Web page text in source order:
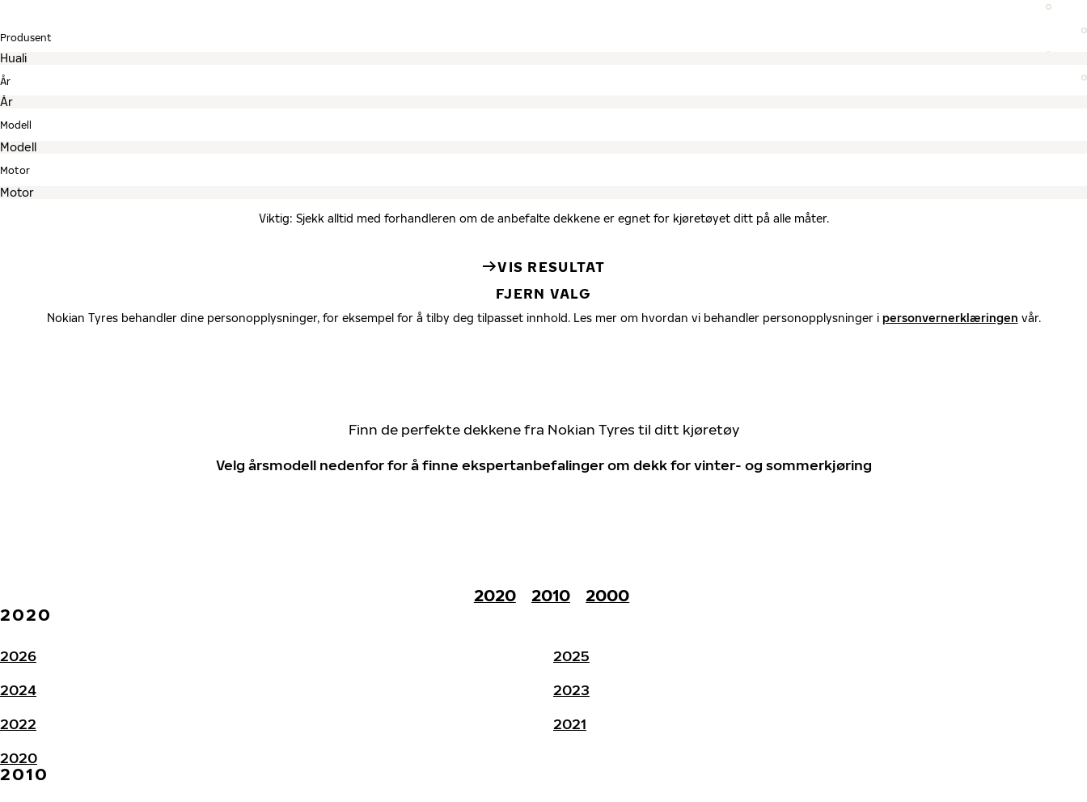
Produsent
År
Modell
Motor
Viktig: Sjekk alltid med forhandleren om de anbefalte dekkene er egnet for kjøretøyet ditt på alle måter.
VIS RESULTAT
FJERN VALG
Nokian Tyres behandler dine personopplysninger, for eksempel for å tilby deg tilpasset innhold. Les mer om hvordan vi behandler personopplysninger i personvernerklæringen vår.
Finn de perfekte dekkene fra Nokian Tyres til ditt kjøretøy
Velg årsmodell nedenfor for å finne ekspertanbefalinger om dekk for vinter- og sommerkjøring
2020 2010
2000
2020
2026
2025
2024
2023
2022
2021
2020
2010